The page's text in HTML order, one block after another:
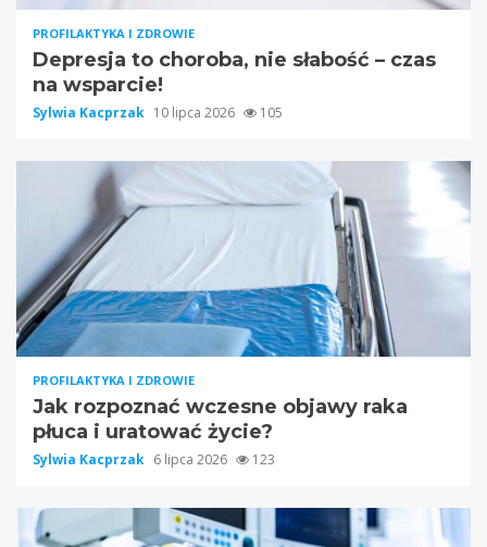
PROFILAKTYKA I ZDROWIE
Depresja to choroba, nie słabość – czas
na wsparcie!
Sylwia Kacprzak 10 lipca 2026 105
PROFILAKTYKA I ZDROWIE
Jak rozpoznać wczesne objawy raka
płuca i uratować życie?
Sylwia Kacprzak 6 lipca 2026 123